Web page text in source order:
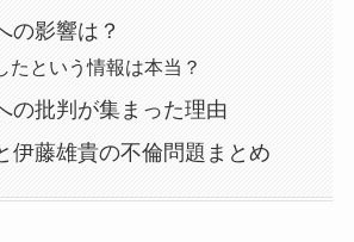
の影響は？
たという情報は本当？
の批判が集まった理由
伊藤雄貴の不倫問題まとめ